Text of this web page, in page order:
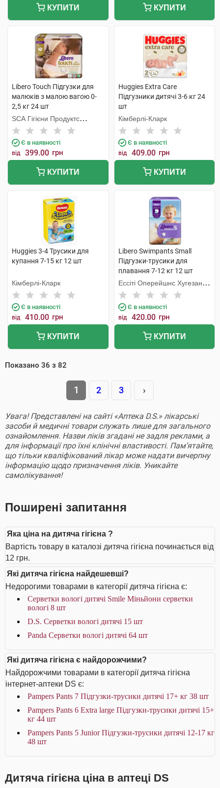
КУПИТИ КУПИТИ
Libero Touch Підгузки для
малюків з малою вагою 0-
2,5 кг 24 шт
SCA Гігієни Продуктс
Польска
Є в наявності
від 399.00 грн
КУПИТИ
Huggies Extra Care
Підгузники дитячі 3-6 кг 24
шт
Кімберлі-Кларк
Є в наявності
від 409.00 грн
КУПИТИ
Huggies 3-4 Трусики для
купання 7-15 кг 12 шт
Кімберлі-Кларк
Є в наявності
від 410.00 грн
КУПИТИ
Libero Swimpants Small
Підгузки-трусики для
плавання 7-12 кг 12 шт
Ессіті Оперейшнс Хугезанд
Б.В.
Є в наявності
від 420.00 грн
КУПИТИ
Показано 36 з 82
1 2 3 ›
Увага! Представлені на сайті «Аптека D.S.» лікарські
засоби й медичні товари служать лише для загального
ознайомлення. Назви ліків згадані не задля реклами, а
для інформації про їхні клінічні властивості. Пам’ятайте,
що тільки кваліфікований лікар може надати вичерпну
інформацію щодо призначення ліків. Уникайте
самолікування!
Поширені запитання
Яка ціна на дитяча гігієна ?
Вартість товару в каталозі дитяча гігієна починається від
12 грн.
Які дитяча гігієна найдешевші?
Недорогими товарами в категорії дитяча гігієна є:
Серветки вологі дитячі Smile Міньйони серветки
вологі 8 шт
D.S. Серветки вологі дитячі 15 шт
Panda Серветки вологі дитячі 64 шт
Які дитяча гігієна є найдорожчими?
Найдорожчими товарами в категорії дитяча гігієна
інтернет-аптеки DS є:
Pampers Pants 7 Підгузки-трусики дитячі 17+ кг 38 шт
Pampers Pants 6 Extra large Підгузки-трусики дитячі 15+
кг 44 шт
Pampers Pants 5 Junior Підгузки-трусики дитячі 12-17 кг
48 шт
Дитяча гігієна ціна в аптеці DS